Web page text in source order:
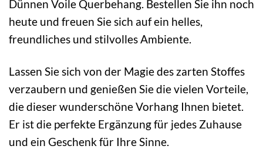
Dünnen Voile Querbehang. Bestellen Sie ihn noch
heute und freuen Sie sich auf ein helles,
freundliches und stilvolles Ambiente.
Lassen Sie sich von der Magie des zarten Stoffes
verzaubern und genießen Sie die vielen Vorteile,
die dieser wunderschöne Vorhang Ihnen bietet.
Er ist die perfekte Ergänzung für jedes Zuhause
und ein Geschenk für Ihre Sinne.